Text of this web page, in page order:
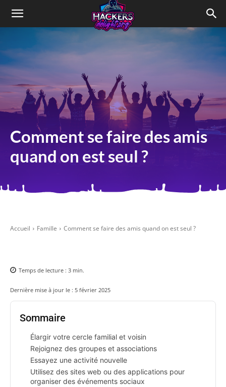
HACKERSdelight
Comment se faire des amis
quand on est seul ?
Accueil Famille Comment se faire des amis quand on est seul ?
Temps de lecture : 3 min.
Dernière mise à jour le : 5 février 2025
Sommaire
Élargir votre cercle familial et voisin
Rejoignez des groupes et associations
Essayez une activité nouvelle
Utilisez des sites web ou des applications pour
organiser des événements sociaux